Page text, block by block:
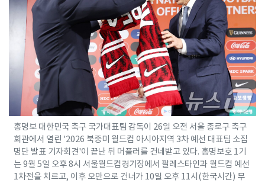
홍명보 대한민국 축구 국가대표팀 감독이 26일 오전 서울 종로구 축구
회관에서 열린 '2026 북중미 월드컵 아시아지역 3차 예선 대표팀 소집
명단 발표 기자회견'이 끝난 뒤 머플러를 건네받고 있다. 홍명보호 1기
는 9월 5일 오후 8시 서울월드컵경기장에서 팔레스타인과 월드컵 예선
1차전을 치르고, 이후 오만으로 건너가 10일 오후 11시(한국시간) 무